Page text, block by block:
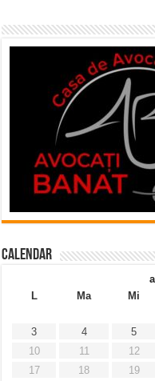
Calendar
L
Ma Mi
3
4 5
10
11 12
17
18 19